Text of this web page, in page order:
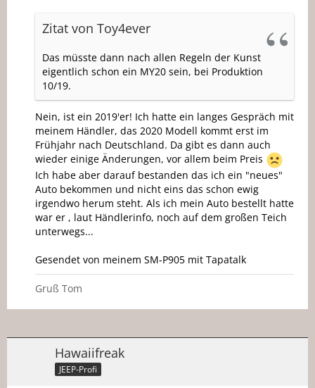
Zitat von Toy4ever
Das müsste dann nach allen Regeln der Kunst
eigentlich schon ein MY20 sein, bei Produktion
10/19.
Nein, ist ein 2019'er! Ich hatte ein langes Gespräch mit
meinem Händler, das 2020 Modell kommt erst im
Frühjahr nach Deutschland. Da gibt es dann auch
wieder einige Änderungen, vor allem beim Preis
Ich habe aber darauf bestanden das ich ein "neues"
Auto bekommen und nicht eins das schon ewig
irgendwo herum steht. Als ich mein Auto bestellt hatte
war er , laut Händlerinfo, noch auf dem großen Teich
unterwegs...
Gesendet von meinem SM-P905 mit Tapatalk
Gruß Tom
Hawaiifreak
JEEP-Profi